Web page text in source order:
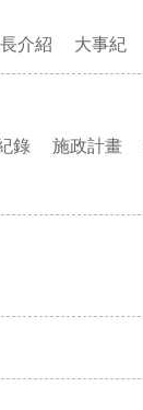
介紹 大事紀
錄 施政計畫